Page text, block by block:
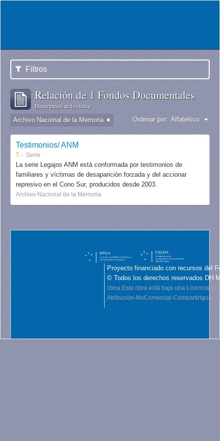
Filtros
Relación de 1 Fondos Documentales
Descripción archivística
Archivo Nacional de la Memoria Ordenar por: Alfabético
Testimonios/ ANM
T Serie
La serie Legajos ANM está conformada por testimonios de
familiares y víctimas de desaparición forzada y del accionar
represivo en el Cono Sur, producidos desde 2003.
Archivo Nacional de la Memoria
Proyecto financiado con recursos del
© Todos los derechos reservados DH
cbna Esta obra está bajo una Licencia
Atribución-NoComercial-CompartirIgual